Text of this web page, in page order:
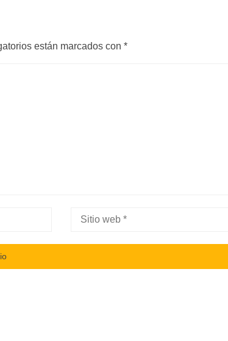
están marcados con *